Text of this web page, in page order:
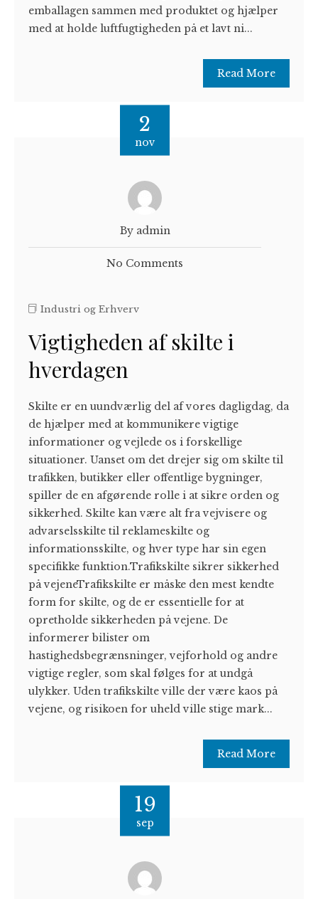
emballagen sammen med produktet og hjælper
med at holde luftfugtigheden på et lavt ni...
Read More
2
nov
By admin
No Comments
Industri og Erhverv
Vigtigheden af skilte i
hverdagen
Skilte er en uundværlig del af vores dagligdag, da
de hjælper med at kommunikere vigtige
informationer og vejlede os i forskellige
situationer. Uanset om det drejer sig om skilte til
trafikken, butikker eller offentlige bygninger,
spiller de en afgørende rolle i at sikre orden og
sikkerhed. Skilte kan være alt fra vejvisere og
advarselsskilte til reklameskilte og
informationsskilte, og hver type har sin egen
specifikke funktion.Trafikskilte sikrer sikkerhed
på vejeneTrafikskilte er måske den mest kendte
form for skilte, og de er essentielle for at
opretholde sikkerheden på vejene. De
informerer bilister om
hastighedsbegrænsninger, vejforhold og andre
vigtige regler, som skal følges for at undgå
ulykker. Uden trafikskilte ville der være kaos på
vejene, og risikoen for uheld ville stige mark...
Read More
19
sep